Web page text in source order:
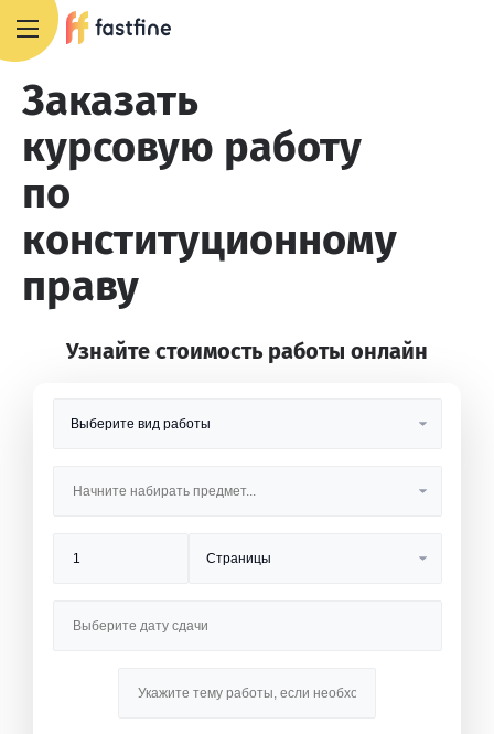
Заказать
курсовую работу
по
конституционному
праву
Узнайте стоимость работы онлайн